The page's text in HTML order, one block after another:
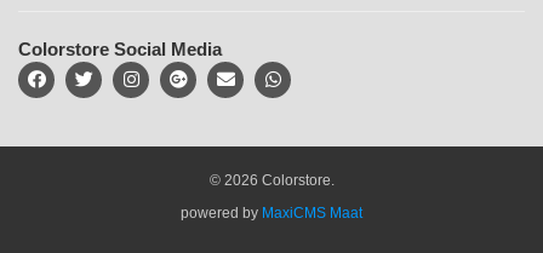
Colorstore Social Media
© 2026 Colorstore.
powered by MaxiCMS Maat